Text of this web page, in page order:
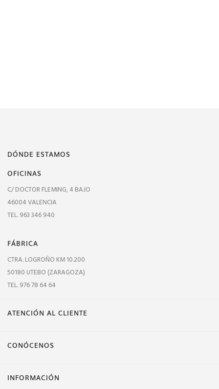
DÓNDE ESTAMOS
OFICINAS
C/ DOCTOR FLEMING, 4 BAJO
46004 VALENCIA
TEL. 963 346 940
FÁBRICA
CTRA. LOGROÑO KM 10.200
50180 UTEBO (ZARAGOZA)
TEL. 976 78 64 64
ATENCIÓN AL CLIENTE
CONÓCENOS
INFORMACIÓN